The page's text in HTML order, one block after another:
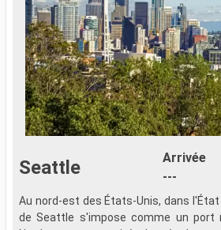
Seattle
Arrivée
---
Au nord-est des États-Unis, dans l'État
de Seattle s'impose comme un port